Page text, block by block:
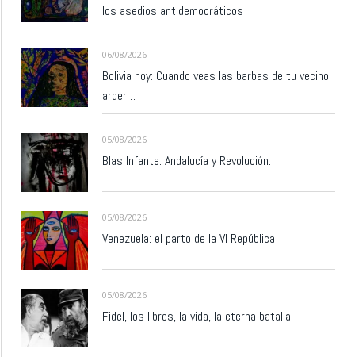
los asedios antidemocráticos
06/08/2026
Bolivia hoy: Cuando veas las barbas de tu vecino
arder…
05/08/2026
Blas Infante: Andalucía y Revolución.
05/08/2026
Venezuela: el parto de la VI República
05/08/2026
Fidel, los libros, la vida, la eterna batalla